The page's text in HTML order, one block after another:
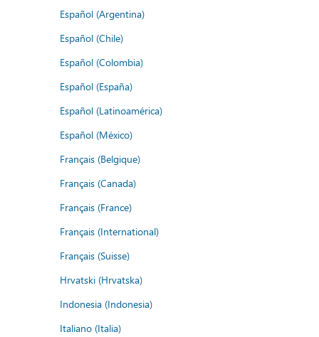
Español (Argentina)
Español (Chile)
Español (Colombia)
Español (España)
Español (Latinoamérica)
Español (México)
Français (Belgique)
Français (Canada)
Français (France)
Français (International)
Français (Suisse)
Hrvatski (Hrvatska)
Indonesia (Indonesia)
Italiano (Italia)